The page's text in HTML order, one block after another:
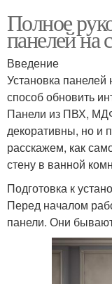
Полное
панелей на
Введение
Установка
способ обновить
Панели из ПВХ,
декоративны, но и
расскажем, как
стену в ванной
Подготовка к
Перед началом
панели. Они